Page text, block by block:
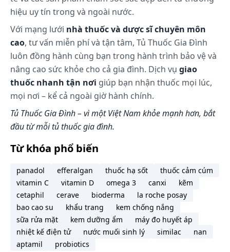
Thuốc dùng nhỏ mắt
Nhỏ từ 1 đến 3 giọt vào mỗi mắt, 3 đến 6 lần một
ngày hoặc theo chỉ định của bác sỹ hoặc dược sỹ.
Lưu ý: Liều dùng trên chỉ mang tính chất tham
khảo. Liều dùng cụ thể tùy thuộc vào thể trạng và
mức độ diễn tiến của bệnh. Để có liều dùng phù
hợp, bạn cần tham khảo ý kiến bác sĩ hoặc chuyên
viên y tế.
Làm gì khi dùng quá liều?
Khi sử dụng quá liều sản phẩm này bạn có thể cảm
thấy hoa mắt một cách không bình thường hoặc có
thể gây đỏ mắt.
Làm gì khi quên 1 liều?
Nếu bạn quên một liều thuốc EYEMIRU 40 EX, hãy
dùng càng sớm càng tốt. Tuy nhiên, nếu gần với liều
kế tiếp, hãy bỏ qua liều đã quên và dùng liều kế tiếp
vào thời điểm như kế hoạch. Lưu ý rằng không nên
dùng gấp đôi liều đã quy định.
hiệu uy tín trong và ngoài nước.
Với mạng lưới nhà thuốc và dược sĩ chuyên môn
cao, tư vấn miễn phí và tận tâm, Tủ Thuốc Gia Đình
luôn đồng hành cùng bạn trong hành trình bảo vệ và
nâng cao sức khỏe cho cả gia đình. Dịch vụ giao
thuốc nhanh tận nơi giúp bạn nhận thuốc mọi lúc,
mọi nơi – kể cả ngoài giờ hành chính.
Tủ Thuốc Gia Đình – vì một Việt Nam khỏe mạnh hơn, bắt
đầu từ mỗi tủ thuốc gia đình.
Từ khóa phổ biến
panadol efferalgan thuốc hạ sốt
thuốc cảm cúm
vitamin C
vitamin D omega 3 canxi
kẽm
cetaphil
cerave bioderma
la roche posay
bao cao su
khẩu trang
kem chống nắng
sữa rửa mặt
kem dưỡng ẩm
máy đo huyết áp
nhiệt kế điện tử
nước muối sinh lý similac
nan
aptamil
probiotics